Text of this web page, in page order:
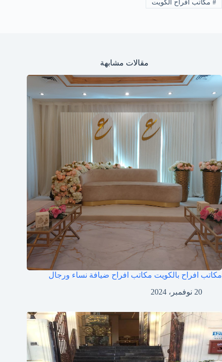
#مكاتب افراح الكويت
مقالات مشابهة
مكاتب افراح بالكويت مكاتب افراح ضيافة نساء ورجال
20 نوفمبر، 2024